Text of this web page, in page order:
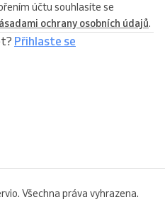
účtu souhlasíte se
ochrany osobních údajů.
Přihlaste se
Všechna práva vyhrazena.